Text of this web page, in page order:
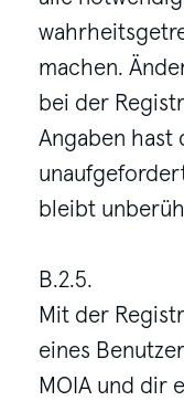
machen.
bei der
Angaben hast
bleibt
B.2.5.
Mit der
eines
MOIA und dir